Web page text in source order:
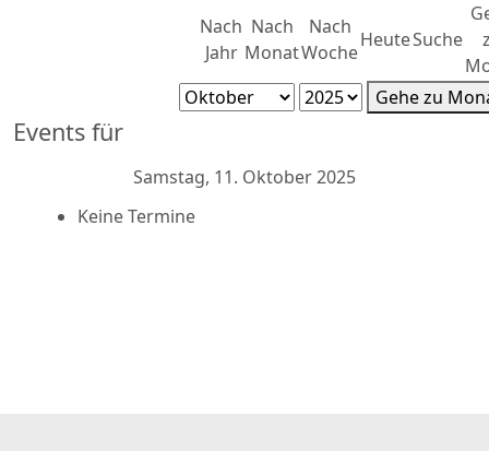
Nach
Jahr
Nach
Monat
Nach
Woche
HeuteSuche
Gehe zu
Events für
Samstag, 11. Oktober 2025
Keine Termine